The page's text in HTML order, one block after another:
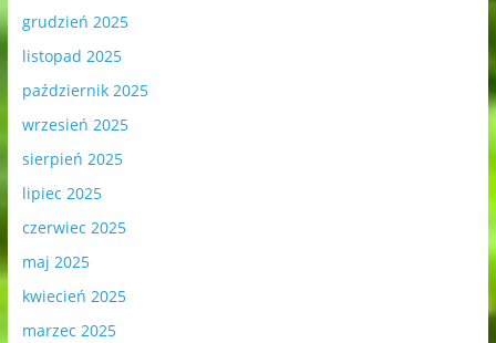
grudzień 2025
listopad 2025
październik 2025
wrzesień 2025
sierpień 2025
lipiec 2025
czerwiec 2025
maj 2025
kwiecień 2025
marzec 2025